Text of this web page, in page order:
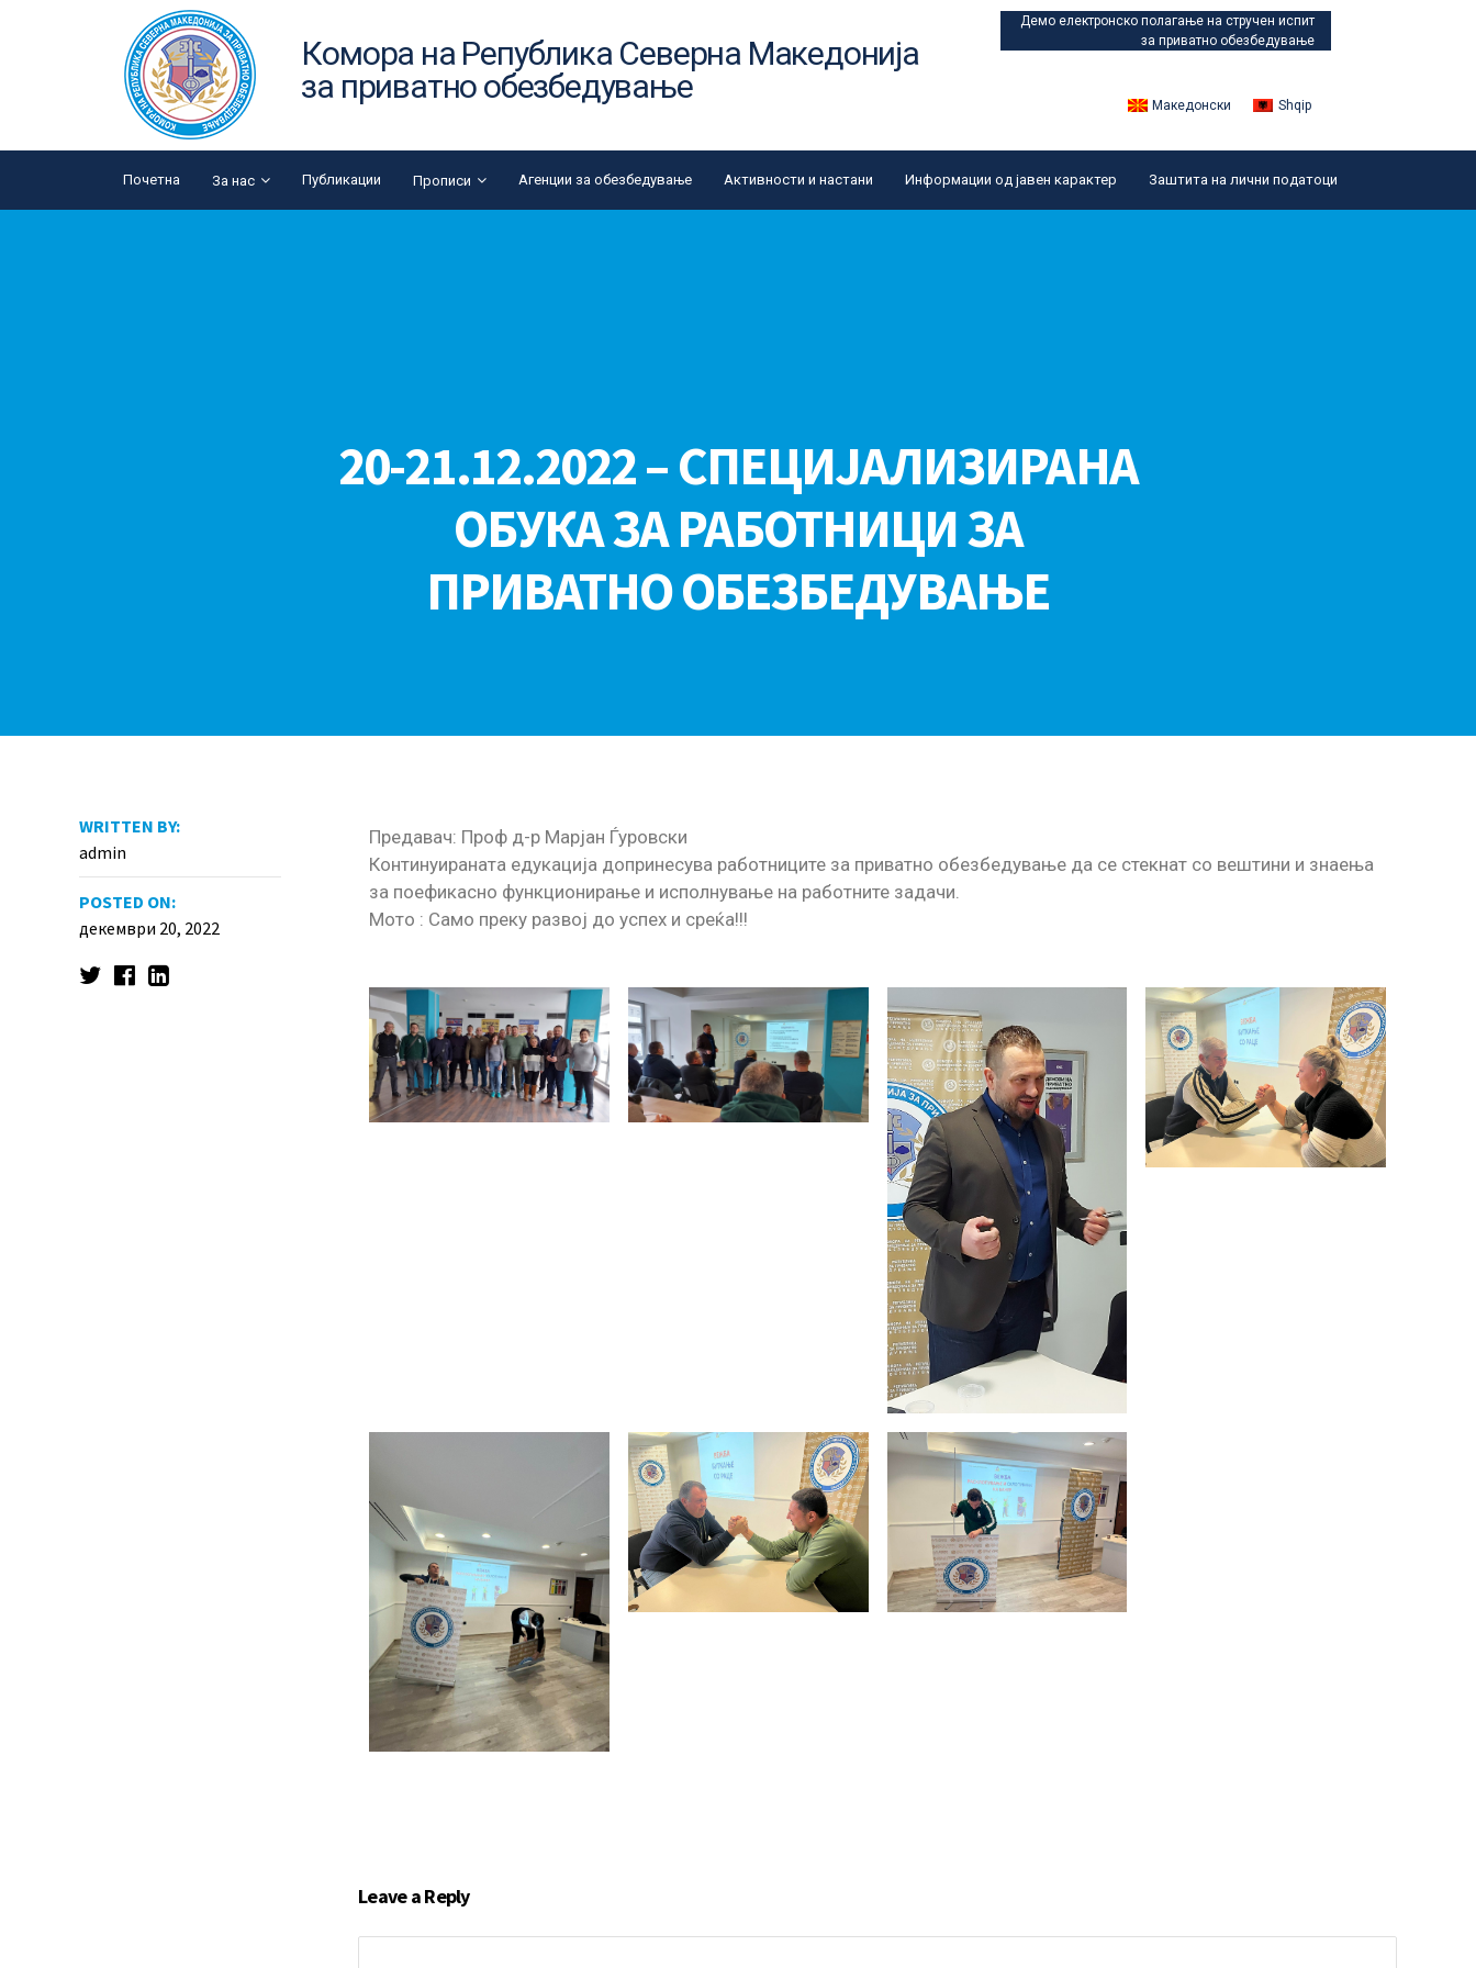
Комора на Република Северна Македонија
за приватно обезбедување
Демо електронско полагањена стручен испит
за приватно обезбедување
Македонски Shqip
Почетна За нас Публикации Прописи Агенции за обезбедување Активности и настани Информации од јавен карактер Заштита на лични податоци
20-21.12.2022 – СПЕЦИЈАЛИЗИРАНА
ОБУКА ЗА РАБОТНИЦИ ЗА
ПРИВАТНО ОБЕЗБЕДУВАЊЕ
Предавач: Проф д-р Марјан Ѓуровски
Континуираната едукација допринесува работниците за приватно обезбедување да се стекнат со вештини и знаења
за поефикасно функционирање и исполнување на работните задачи.
Мото : Само преку развој до успех и среќа!!!
Leave a Reply
WRITTEN BY:
admin
POSTED ON:
декември 20, 2022